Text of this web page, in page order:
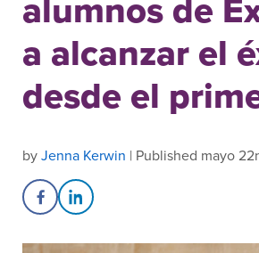
a alcanzar el
desde el
byJenna Kerwin | Published mayo
Share on Facebook
Share on LinkedIn